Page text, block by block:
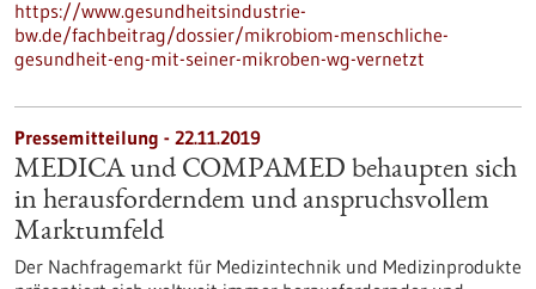
https://www.gesundheitsindustrie-
bw.de/fachbeitrag/dossier/mikrobiom-menschliche-
gesundheit-eng-mit-seiner-mikroben-wg-vernetzt
Pressemitteilung - 22.11.2019
MEDICA und COMPAMED behaupten sich
in herausforderndem und anspruchsvollem
Marktumfeld
Der Nachfragemarkt für Medizintechnik und Medizinprodukte